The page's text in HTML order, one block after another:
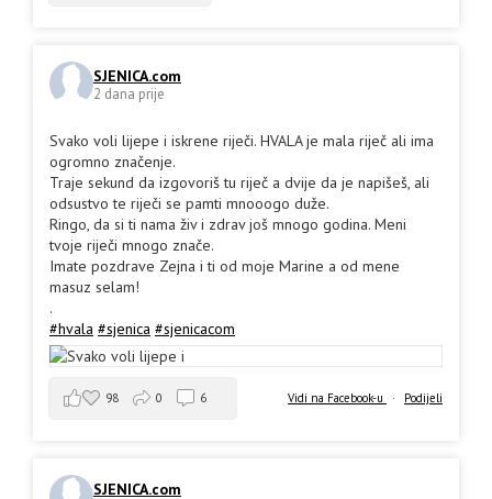
SJENICA.com
2 dana prije
Svako voli lijepe i iskrene riječi. HVALA je mala riječ ali ima
ogromno značenje.
Traje sekund da izgovoriš tu riječ a dvije da je napišeš, ali
odsustvo te riječi se pamti mnooogo duže.
Ringo, da si ti nama živ i zdrav još mnogo godina. Meni
tvoje riječi mnogo znače.
Imate pozdrave Zejna i ti od moje Marine a od mene
masuz selam!
.
#hvala #sjenica #sjenicacom
Vidi na Facebook-u · Podijeli
98 0 6
SJENICA.com